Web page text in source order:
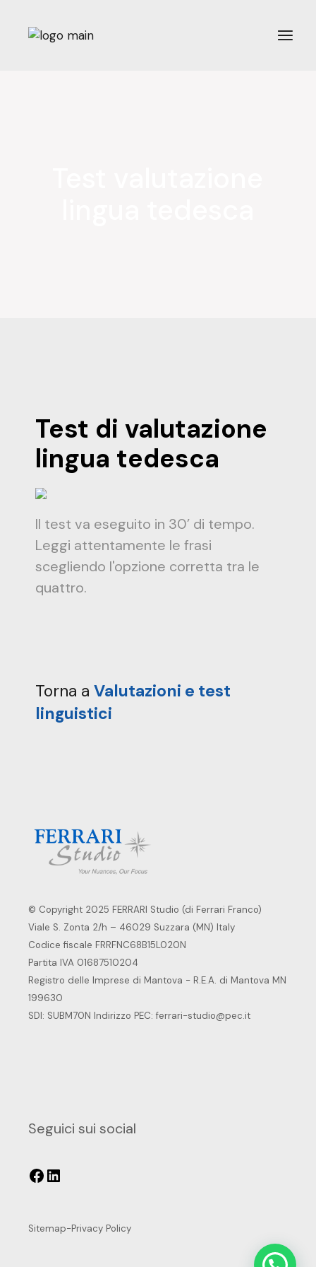
Test di valutazione
lingua tedesca
Il test va eseguito in 30’ di tempo.
Leggi attentamente le frasi
scegliendo l'opzione corretta tra le
quattro.
Torna aValutazioni e test
linguistici
© Copyright 2025 FERRARI Studio (di Ferrari Franco)
Viale S. Zonta 2/h – 46029 Suzzara (MN) Italy
Codice fiscale FRRFNC68B15L020N
Partita IVA 01687510204
Registro delle Imprese di Mantova - R.E.A. di Mantova MN
199630
SDI: SUBM70N Indirizzo PEC:ferrari-studio@pec.it
Seguici sui social
Sitemap-Privacy Policy